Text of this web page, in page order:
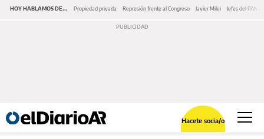
HOY HABLAMOS DE... Propiedad privada Represión frente al Congreso Javier Milei Jefes del PAMI
Hacete socia/o